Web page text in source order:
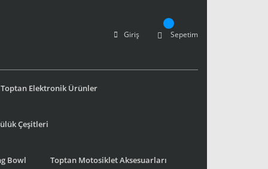
Giriş Sepetim
Toptan Elektronik Ürünler
Çeşitleri
Bowl Toptan Motosiklet Aksesuarları